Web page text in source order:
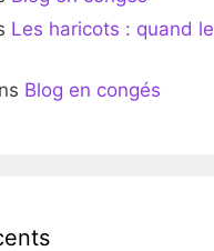
Les haricots : quand
Blog en congés